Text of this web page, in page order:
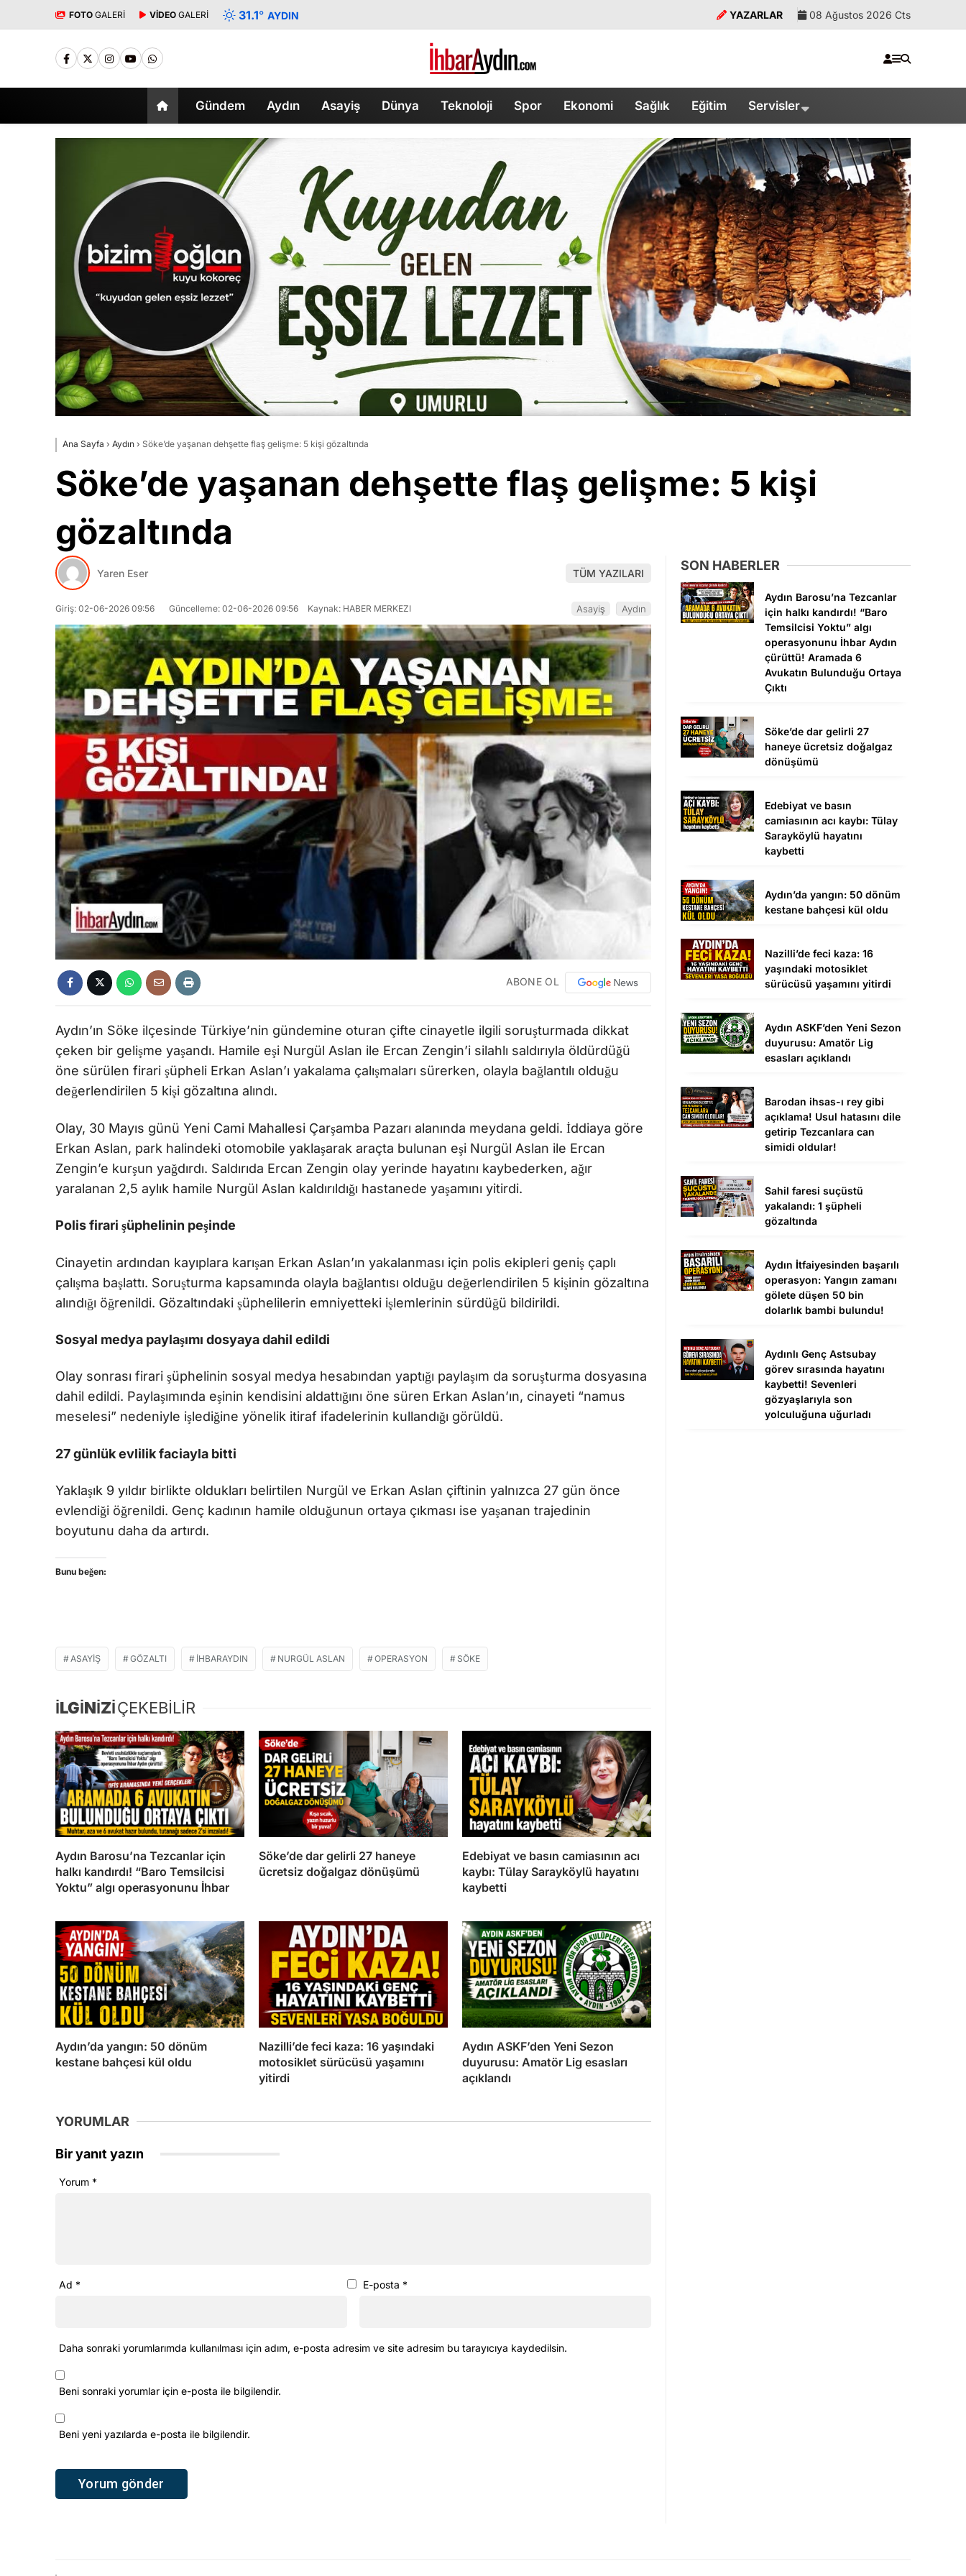
FOTO GALERİ VİDEO GALERİ 31.1° AYDIN YAZARLAR 08 Ağustos 2026 Cts
Gündem Aydın Asayiş Dünya Teknoloji Spor Ekonomi Sağlık Eğitim Servisler
Ana Sayfa › Aydın › Söke’de yaşanan dehşette flaş gelişme: 5 kişi gözaltında
Söke’de yaşanan dehşette flaş gelişme: 5 kişi
gözaltında
Yaren Eser TÜM YAZILARI
Giriş: 02-06-2026 09:56 Güncelleme: 02-06-2026 09:56 Kaynak: HABER MERKEZI Asayiş Aydın
ABONE OL
Aydın’ın Söke ilçesinde Türkiye’nin gündemine oturan çifte cinayetle ilgili soruşturmada dikkat
çeken bir gelişme yaşandı. Hamile eşi Nurgül Aslan ile Ercan Zengin’i silahlı saldırıyla öldürdüğü
öne sürülen firari şüpheli Erkan Aslan’ı yakalama çalışmaları sürerken, olayla bağlantılı olduğu
değerlendirilen 5 kişi gözaltına alındı.
Olay, 30 Mayıs günü Yeni Cami Mahallesi Çarşamba Pazarı alanında meydana geldi. İddiaya göre
Erkan Aslan, park halindeki otomobile yaklaşarak araçta bulunan eşi Nurgül Aslan ile Ercan
Zengin’e kurşun yağdırdı. Saldırıda Ercan Zengin olay yerinde hayatını kaybederken, ağır
yaralanan 2,5 aylık hamile Nurgül Aslan kaldırıldığı hastanede yaşamını yitirdi.
Polis firari şüphelinin peşinde
Cinayetin ardından kayıplara karışan Erkan Aslan’ın yakalanması için polis ekipleri geniş çaplı
çalışma başlattı. Soruşturma kapsamında olayla bağlantısı olduğu değerlendirilen 5 kişinin gözaltına
alındığı öğrenildi. Gözaltındaki şüphelilerin emniyetteki işlemlerinin sürdüğü bildirildi.
Sosyal medya paylaşımı dosyaya dahil edildi
Olay sonrası firari şüphelinin sosyal medya hesabından yaptığı paylaşım da soruşturma dosyasına
dahil edildi. Paylaşımında eşinin kendisini aldattığını öne süren Erkan Aslan’ın, cinayeti “namus
meselesi” nedeniyle işlediğine yönelik itiraf ifadelerinin kullandığı görüldü.
27 günlük evlilik faciayla bitti
Yaklaşık 9 yıldır birlikte oldukları belirtilen Nurgül ve Erkan Aslan çiftinin yalnızca 27 gün önce
evlendiği öğrenildi. Genç kadının hamile olduğunun ortaya çıkması ise yaşanan trajedinin
boyutunu daha da artırdı.
Bunu beğen:
ASAYIŞ GÖZALTI IHBARAYDIN NURGÜL ASLAN OPERASYON SÖKE
İLGİNİZİÇEKEBİLİR
Aydın Barosu’na Tezcanlar için
halkı kandırdı! “Baro Temsilcisi
Yoktu” algı operasyonunu İhbar
Söke’de dar gelirli 27 haneye
ücretsiz doğalgaz dönüşümü
Edebiyat ve basın camiasının acı
kaybı: Tülay Sarayköylü hayatını
kaybetti
Aydın’da yangın: 50 dönüm
kestane bahçesi kül oldu
Nazilli’de feci kaza: 16 yaşındaki
motosiklet sürücüsü yaşamını
yitirdi
Aydın ASKF’den Yeni Sezon
duyurusu: Amatör Lig esasları
açıklandı
YORUMLAR
Bir yanıt yazın
Yorum *
Ad * E-posta *
Daha sonraki yorumlarımda kullanılması için adım, e-posta adresim ve site adresim bu tarayıcıya kaydedilsin.
Beni sonraki yorumlar için e-posta ile bilgilendir.
Beni yeni yazılarda e-posta ile bilgilendir.
SON HABERLER
Aydın Barosu’na Tezcanlar
için halkı kandırdı! “Baro
Temsilcisi Yoktu” algı
operasyonunu İhbar Aydın
çürüttü! Aramada 6
Avukatın Bulunduğu Ortaya
Çıktı
Söke’de dar gelirli 27
haneye ücretsiz doğalgaz
dönüşümü
Edebiyat ve basın
camiasının acı kaybı: Tülay
Sarayköylü hayatını
kaybetti
Aydın’da yangın: 50 dönüm
kestane bahçesi kül oldu
Nazilli’de feci kaza: 16
yaşındaki motosiklet
sürücüsü yaşamını yitirdi
Aydın ASKF’den Yeni Sezon
duyurusu: Amatör Lig
esasları açıklandı
Barodan ihsas-ı rey gibi
açıklama! Usul hatasını dile
getirip Tezcanlara can
simidi oldular!
Sahil faresi suçüstü
yakalandı: 1 şüpheli
gözaltında
Aydın İtfaiyesinden başarılı
operasyon: Yangın zamanı
gölete düşen 50 bin
dolarlık bambi bulundu!
Aydınlı Genç Astsubay
görev sırasında hayatını
kaybetti! Sevenleri
gözyaşlarıyla son
yolculuğuna uğurladı